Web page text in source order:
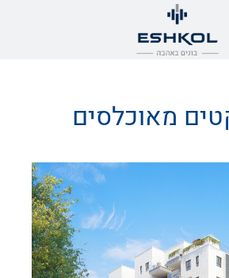
מאוכלסים